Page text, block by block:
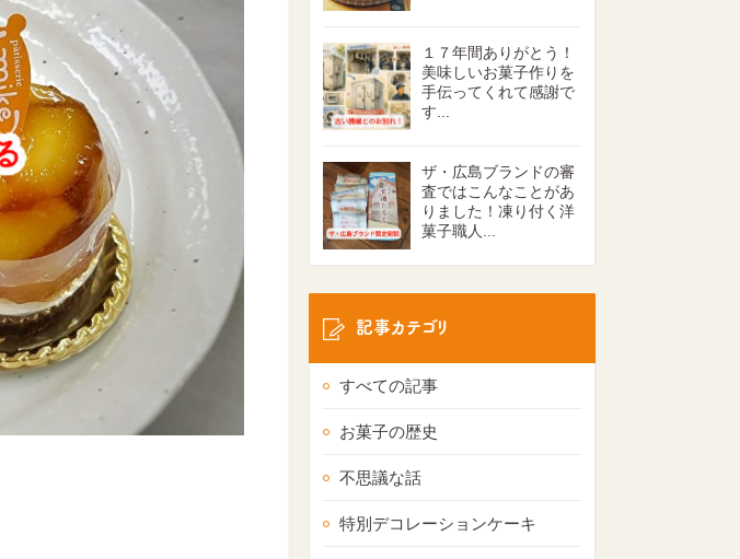
１７年間ありがとう！
美味しいお菓子作りを
手伝ってくれて感謝で
す...
ザ・広島ブランドの審
査ではこんなことがあ
りました！凍り付く洋
菓子職人...
記事カテゴリ
すべての記事
お菓子の歴史
不思議な話
特別デコレーションケーキ